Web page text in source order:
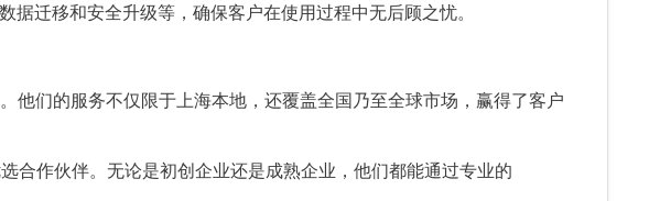
迁移和安全升级等，确保客户在使用过程中无后顾之忧。
们的服务不仅限于上海本地，还覆盖全国乃至全球市场，赢得了客户
合作伙伴。无论是初创企业还是成熟企业，他们都能通过专业的